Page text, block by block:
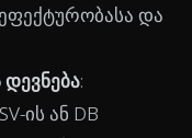
და
:
ის ან DB